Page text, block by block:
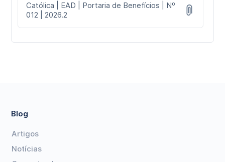
Católica | EAD | Portaria de Benefícios | Nº
012 | 2026.2
Blog
Artigos
Notícias